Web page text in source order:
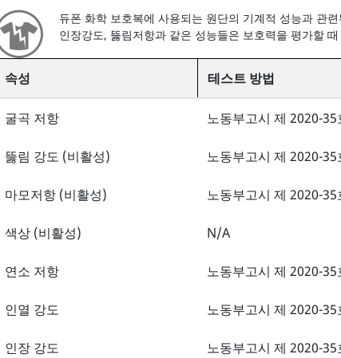
듀폰 화학 보호복에 사용되는 원단의 기계적 성능과 관
인장강도, 뚫림저항과 같은 성능들은 보호력을 평가할
속성 테스트 방법
굴곡 저항 노동부고시 제 2020-35
뚫림 강도 (비활성) 노동부고시 제 2020-35
마모저항 (비활성) 노동부고시 제 2020-35
색상 (비활성) N/A
연소 저항 노동부고시 제 2020-35
인열 강도 노동부고시 제 2020-35
인장 강도 노동부고시 제 2020-35